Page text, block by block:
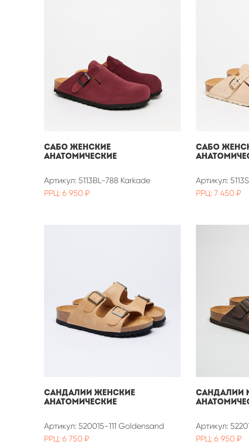
САБО ЖЕНСКИЕ
АНАТОМИЧЕСКИЕ
Артикул: 5113BL-788 Karkade
РРЦ: 6 950 ₽
САБО
Артикул:
РРЦ: 7 450 ₽
САНДАЛИИ ЖЕНСКИЕ
АНАТОМИЧЕСКИЕ
Артикул: 520015-111 Goldensand
РРЦ: 6 750 ₽
САНДАЛИИ
Артикул:
РРЦ: 6 950 ₽